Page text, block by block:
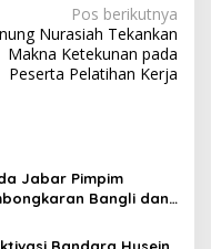
Pos berikutnya
Nurasiah Tekankan
Makna Ketekunan pada
Peserta Pelatihan Kerja
Jabar Pimpim
Bangli dan